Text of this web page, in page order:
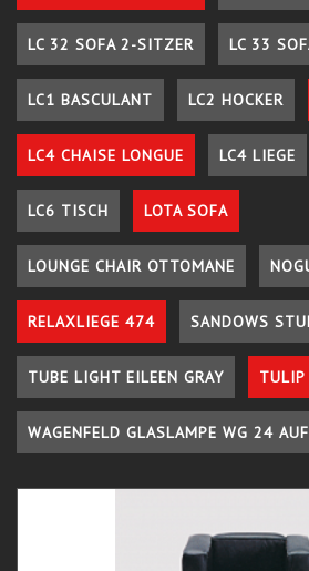
LC 32 SOFA 2-SITZER LC 33
LC1 BASCULANT LC2 HOCKER
LC4 CHAISE LONGUE LC4 LIEGE
LC6 TISCH LOTA SOFA
LOUNGE CHAIR OTTOMANE
RELAXLIEGE 474 SANDOWS
TUBE LIGHT EILEEN GRAY TULIP
WAGENFELD GLASLAMPE WG 24